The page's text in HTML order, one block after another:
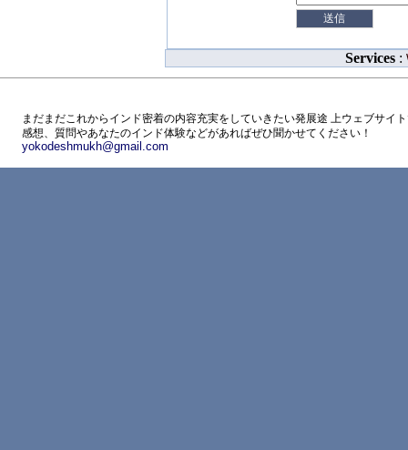
Services :
まだまだこれからインド密着の内容充実をしていきたい発展途 上ウェブサイ
感想、質問やあなたのインド体験などがあればぜひ聞かせてください！
yokodeshmukh@gmail.com